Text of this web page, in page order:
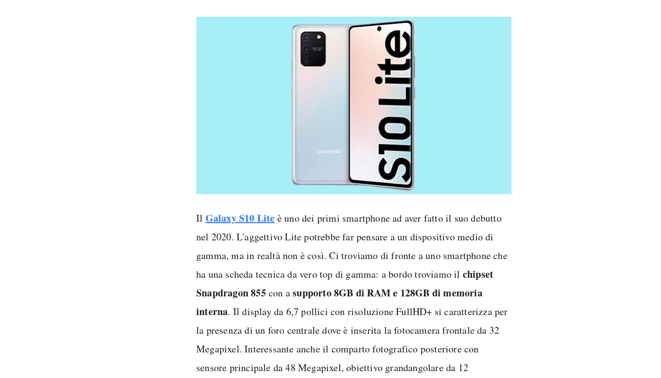
Il Galaxy S10 Lite è uno dei primi smartphone ad aver fatto il suo debutto
nel 2020. L'aggettivo Lite potrebbe far pensare a un dispositivo medio di
gamma, ma in realtà non è così. Ci troviamo di fronte a uno smartphone che
ha una scheda tecnica da vero top di gamma: a bordo troviamo il chipset
Snapdragon 855con asupporto 8GB di RAM e 128GB di memoria
interna. Il display da 6,7 pollici con risoluzione FullHD+ si caratterizza per
la presenza di un foro centrale dove è inserita la fotocamera frontale da 32
Megapixel. Interessante anche il comparto fotografico posteriore con
sensore principale da 48 Megapixel, obiettivo grandangolare da 12